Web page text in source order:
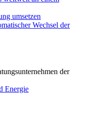
umsetzen
Wechsel der
der
Energie